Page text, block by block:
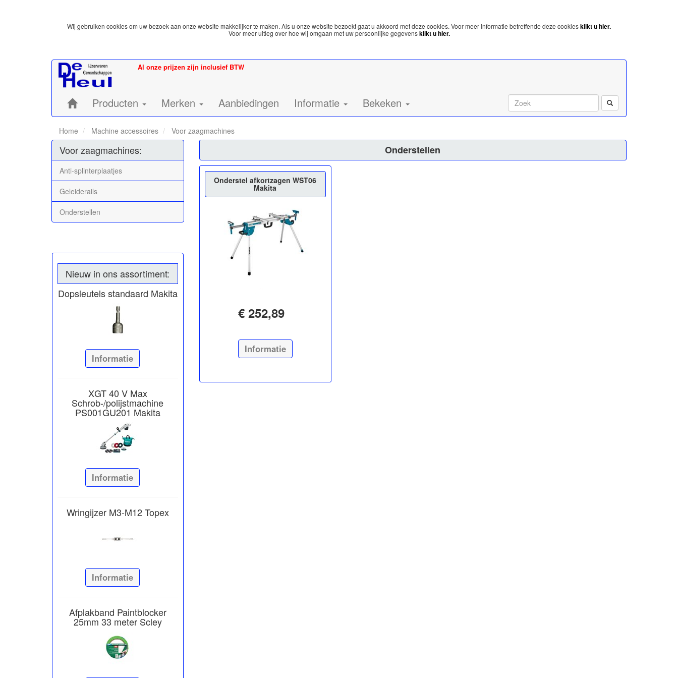
Wij gebruiken cookies om uw bezoek aan onze website makkelijker te maken. Als u onze website bezoekt gaat u akkoord met deze cookies. Voor meer informatie betreffende deze cookiesklikt u hier.
Voor meer uitleg over hoe wij omgaan met uw persoonlijke gegevensklikt u hier.
Al onze prijzen zijn inclusief BTW
Home:Producten Merken Aanbiedingen Informatie Bekeken
Home Machine accessoires Voor zaagmachines
Voor zaagmachines:
Anti-splinterplaatjes
Geleiderails
Onderstellen
Nieuw in ons assortiment:
Dopsleutels standaard Makita
Informatie
XGT 40 V Max
Schrob-/polijstmachine
PS001GU201 Makita
Informatie
Wringijzer M3-M12 Topex
Informatie
Afplakband Paintblocker
25mm 33 meter Scley
Onderstellen
Onderstel afkortzagen WST06
Makita
€ 252,89
Informatie